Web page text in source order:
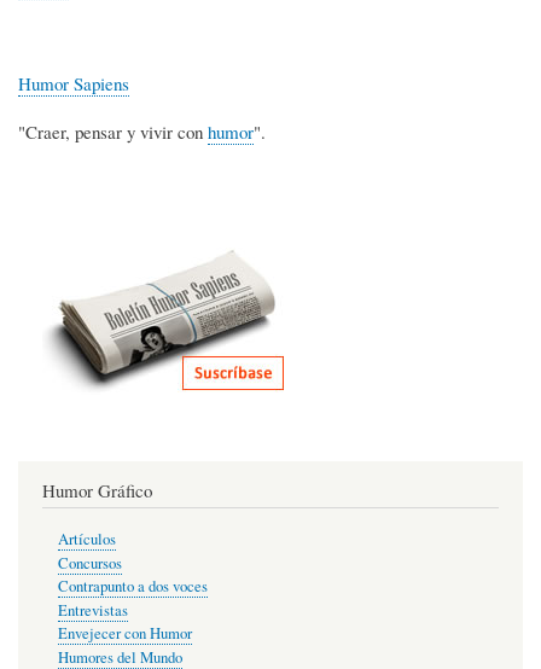
Humor Sapiens
"Craer, pensar y vivir con humor".
Humor Gráfico
Artículos
Concursos
Contrapunto a dos voces
Entrevistas
Envejecer con Humor
Humores del Mundo